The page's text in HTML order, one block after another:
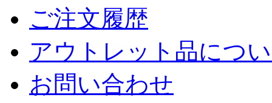
ご注文履歴
アウトレット品につ
お問い合わせ